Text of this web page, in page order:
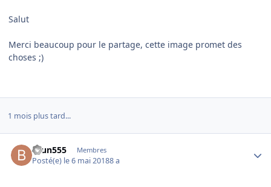
Salut
Merci beaucoup pour le partage, cette image promet des
choses ;)
1 mois plus tard...
brun555 Membres
Posté(e) le 6 mai 20188 a